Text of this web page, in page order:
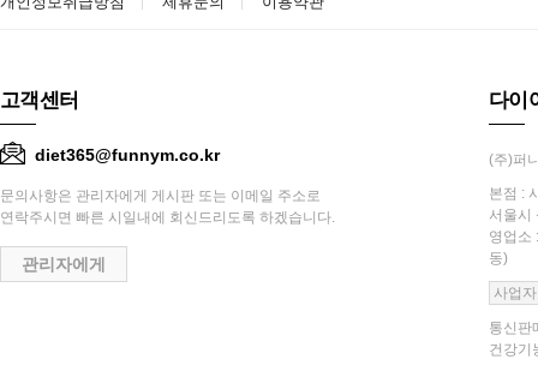
고객센터
diet365@funnym.co.kr
문의사항은 관리자에게 게시판 또는 이메일 주소로
연락주시면 빠른 시일내에 회신드리도록 하겠습니다.
관리자에게
다이
(주)퍼
본점 :
서울시
영업소
동)
사업
통신판
건강기